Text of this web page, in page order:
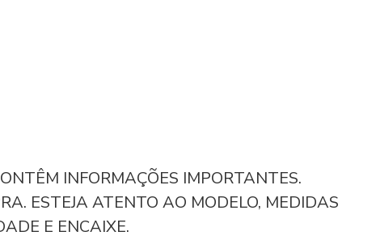
INFORMAÇÕES IMPORTANTES.
ESTEJA ATENTO AO MODELO, MEDIDAS
E ENCAIXE.